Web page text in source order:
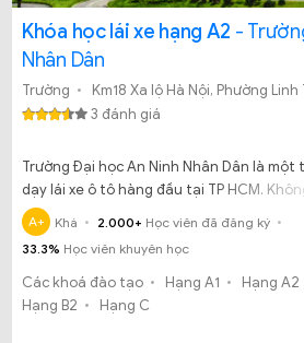
Khóa học lái xe hạng A2 -
Nhân Dân
Trường
3 đánh giá
Trường Đại học An Ninh Nhân Dân là
dạy lái xe ô tô hàng đầu tại TP HCM.
gắng, trường dạy học lái xe an ninh tự hào
những giá trị hoàn toàn khác biệt.
A+ Khá 2.000+ Học viên đã đăng ký
33.3% Học viên khuyên học
Các khoá đào tạo Hạng A1 Hạng A2
Hạng B2
Hạng C